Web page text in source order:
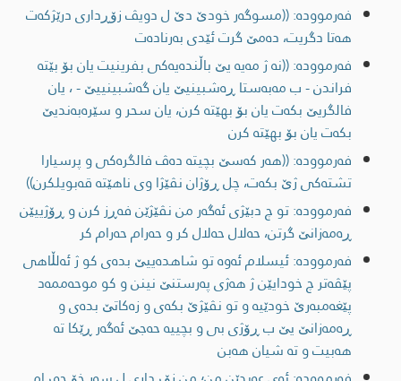
فەرموودە: ((مسوگه‌ر خودێ دێ ل دویڤ زۆڕداری درێژكه‌ت
هه‌تا دگریت، ده‌مێ گرت ئێدی به‌رناده‌ت
فەرموودە: ((نه‌ ژ مه‌یه‌ یێ باڵنده‌يه‌كى بفرينيت يان بۆ بێته‌
فراندن - ب مه‌به‌ستا ڕه‌شبينيێ يان گه‌شبينييێ - ، یان
فالگریێ بکه‌ت یان بۆ بهێته‌ کرن، یان سحر و سێره‌به‌ندیێ
بکه‌ت یان بۆ بهێته‌ کرن
فەرموودە: ((هه‌ر كه‌سێ بچیتە ده‌ڤ فالگره‌كی و پرسیارا
تشته‌كی ژێ بكه‌ت، چل ڕۆژان نڤێژا وی ناهێته‌ قه‌بویلكرن))
فەرموودە: تو چ دبێژی ئەگەر من نڤێژێن فەڕز کرن و ڕۆژییێن
ڕەمەزانێ گرتن، حەلال حەلال کر و حەرام حەرام کر
فەرموودە: ئیسلام ئه‌وه‌ تو شاهده‌ییێ بده‌ی كو ژ ئه‌لڵاهی
پێڤه‌تر چ خودایێن ژ هه‌ژی په‌رستنێ نینن و كو موحه‌ممه‌د
پێغه‌مبه‌رێ خودێیه‌ و تو نڤێژێ بكه‌ی و زه‌كاتێ بده‌ی و
ڕه‌مه‌زانێ یێ ب ڕۆژی بی و بچییه‌ حه‌جێ ئه‌گه‌ر ڕێكا ته‌
هه‌بیت و ته‌ شیان هه‌بن